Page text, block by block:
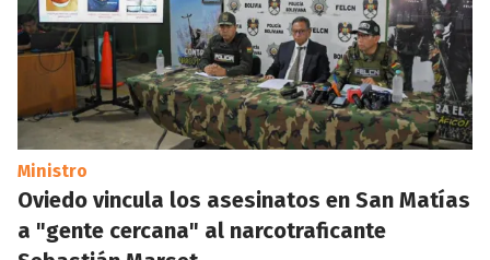
Ministro
Oviedo vincula los asesinatos en San Matías
a "gente cercana" al narcotraficante